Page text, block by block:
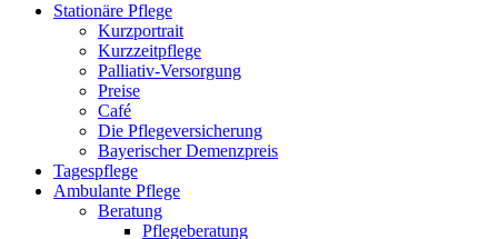
Stationäre Pflege
Kurzportrait
Kurzzeitpflege
Palliativ-Versorgung
Preise
Café
Die Pflegeversicherung
Bayerischer Demenzpreis
Tagespflege
Ambulante Pflege
Beratung
Pflegeberatung